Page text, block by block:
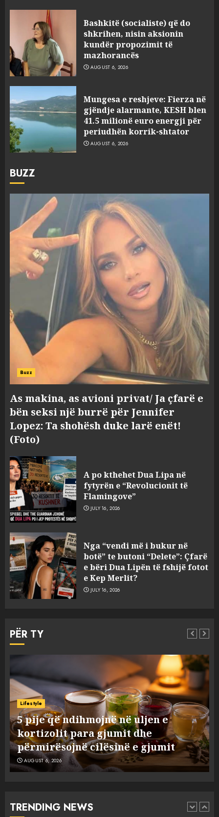
Bashkitë (socialiste) që do
shkrihen, nisin aksionin
kundër propozimit të
mazhorancës
AUGUST 6, 2026
Mungesa e reshjeve: Fierza në
gjëndje alarmante, KESH blen
41.5 milionë euro energji për
periudhën korrik-shtator
AUGUST 6, 2026
BUZZ
Buzz
As makina, as avioni privat/ Ja çfarë e
bën seksi një burrë për Jennifer
Lopez: Ta shohësh duke larë enët!
(Foto)
A po kthehet Dua Lipa në
fytyrën e “Revolucionit të
Flamingove”
JULY 16, 2026
Nga “vendi më i bukur në
botë” te butoni “Delete”: Çfarë
e bëri Dua Lipën të fshijë fotot
e Kep Merlit?
JULY 16, 2026
PËR TY
Lifestyle
5 pije që ndihmojnë në uljen e
kortizolit para gjumit dhe
përmirësojnë cilësinë e gjumit
AUGUST 6, 2026
TRENDING NEWS
3
shkrihen, nisin aksionin
kundër propozimit të
mazhorancës
4
gjëndje alarmante, KESH blen
41.5 milionë euro energji për
periudhën korrik-shtator
AUGUST 6, 2026
5
ndryshojnë valët e të nxehtit
dhe zjarret jetën në Europë
1
Nga pushimet në Dhërmi,
Rama u shpjegon shqiptarëve
se çfarë është “BESA”… por a e
besojnë më shqiptarët?
AUGUST 6, 2026
2
5 pije që ndihmojnë në uljen e
AUGUST 6, 2026